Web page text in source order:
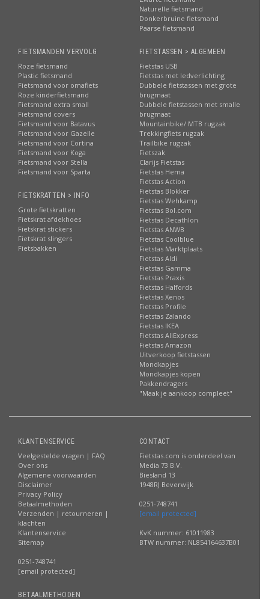
Naturelle fietsmand
Donkerbruine fietsmand
Paarse fietsmand
FIETSMANDEN VERVOLG
Roze fietsmand
Plastic fietsmand
Fietsmand voor omafiets
Roze kinderfietsmand
Fietsmand extra small
Fietsmand covers
Fietsmand voor Batavus
Fietsmand voor Gazelle
Fietsmand voor Cortina
Fietsmand voor Koga
Fietsmand voor Stella
Fietsmand voor Sparta
FIETSKRATTEN > INFO
Grote fietskratten
Fietskrat afdekhoes
Fietskrat stickers
Fietskrat slingers
Fietsbakken
FIETSTASSEN > ALGEMEEN
Fietstas USB
Fietstas met ledverlichting
Dubbele fietstassen met grote
brugmaat
Dubbele fietstassen met smalle
brugmaat
Mountainbike/ MTB rugzak
Trekkingfiets rugzak
Trailbike rugzak
Fietszak
Clarijs Fietstas
Fietstas Hema
Fietstas Action
Fietstas Blokker
Fietstas Wehkamp
Fietstas Bol.com
Fietstas Decathlon
Fietstas ANWB
Fietstas Coolblue
Fietstas Marktplaats
Fietstas Aldi
Fietstas Gamma
Fietstas Praxis
Fietstas Halfords
Fietstas Xenos
Fietstas Profile
Fietstas Zalando
Fietstas IKEA
Fietstas AliExpress
Fietstas Amazon
Uitverkoop fietstassen
Mondkapjes
Mondkapjes kopen
Pakkendragers
"Maak je aankoop compleet"
KLANTENSERVICE
Veelgestelde vragen | FAQ
Over ons
Algemene voorwaarden
Disclaimer
Privacy Policy
Betaalmethoden
Verzenden | retourneren |
klachten
Klantenservice
Sitemap
0251-748741
[email protected]
CONTACT
Fietstas.com is onderdeel van
Media 73 B.V.
Biesland 13
1948RJ Beverwijk
0251-748741
[email protected]
KvK nummer: 61011983
BTW nummer: NL854164637B01
BETAALMETHODEN